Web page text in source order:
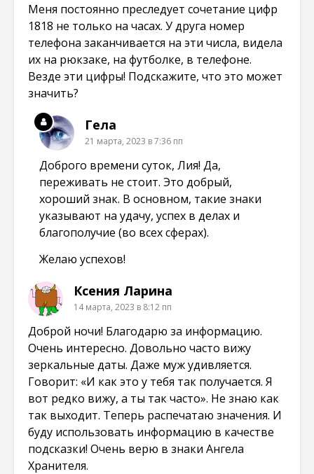
Меня постоянно преследует сочетание цифр
1818 не только на часах. У друга номер
телефона заканчивается на эти числа, видела
их на рюкзаке, на футболке, в телефоне.
Везде эти цифры! Подскажите, что это может
значить?
Гела
21 марта, 2023 в 7:36 пп
Доброго времени суток, Лия! Да,
переживать не стоит. Это добрый,
хороший знак. В основном, такие знаки
указывают на удачу, успех в делах и
благополучие (во всех сферах).
Желаю успехов!
Ксения Ларина
14 марта, 2023 в 8:12 пп
Доброй ночи! Благодарю за информацию.
Очень интересно. Довольно часто вижу
зеркальные даты. Даже муж удивляется.
Говорит: «И как это у тебя так получается. Я
вот редко вижу, а ты так часто». Не знаю как
так выходит. Теперь распечатаю значения. И
буду использовать информацию в качестве
подсказки! Очень верю в знаки Ангела
Хранителя.